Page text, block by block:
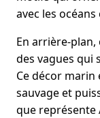
avec les
En arrière-
des vagues qui
Ce décor marin
sauvage et
que représente